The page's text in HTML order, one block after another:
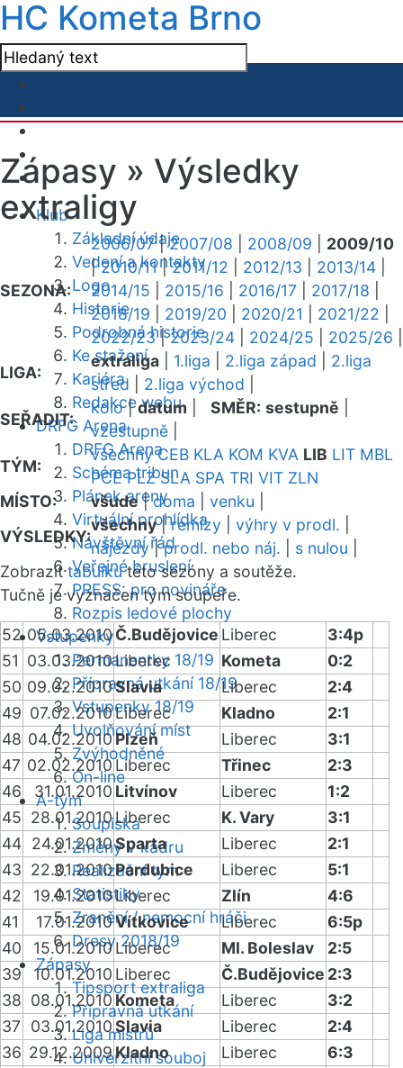
HC Kometa Brno
Klub
Základní údaje
Vedení a kontakty
Logo
Historie
Podrobná historie
Ke stažení
Kariéra
Redakce webu
DRFG Arena
DRFG Arena
Schéma tribun
Plánek areny
Virtuální prohlídka
Návštěvní řád
Veřejné bruslení
PRESS: pro novináře
Rozpis ledové plochy
Vstupenky
Permanentky 18/19
Přípravná utkání 18/19
Vstupenky 18/19
Uvolňování míst
Zvýhodněné
On-line
A-tým
Soupiska
Změny v kádru
Realizační tým
Statistiky
Zranění / nemocní hráči
Dresy 2018/19
Zápasy
Tipsport extraliga
Přípravná utkání
Liga mistrů
Univerzitní souboj
Zápasy » Výsledky
extraligy
SEZONA:
2006/07|2007/08 2008/09
2009/10
|2010/11|2011/12 2012/13 2013/14
2014/15
2015/16 2016/17 2017/18
2018/19
2019/20 2020/21 2021/22
2022/23|2023/24 2024/25 2025/26
LIGA:
extraliga 1.liga 2.liga západ
2.liga
střed
2.liga východ
SEŘADIT:
kolo|datum SMĚR: sestupně
vzestupně
TÝM:
všechny CEB KLA KOM KVA LIB LIT MBL
PCE PLZ SLA SPA TRI VIT ZLN
MÍSTO:
všude|doma venku
VÝSLEDKY:
všechny|remízy výhry v prodl.
nájezdy|prodl. nebo náj. s nulou
Zobrazittabulkutéto sezóny a soutěže.
Tučně je vyznačen tým soupeře.
52 05.03.2010Č.Budějovice Liberec
3:4p
51 03.03.2010Liberec Kometa
0:2
50 09.02.2010Slavia Liberec
2:4
49 07.02.2010Liberec Kladno
2:1
48 04.02.2010 Plzeň Liberec
3:1
47 02.02.2010Liberec Třinec
2:3
46
31.01.2010 Litvínov Liberec
1:2
45 28.01.2010Liberec K. Vary
3:1
44 24.01.2010Sparta Liberec
2:1
43 22.01.2010Pardubice Liberec
5:1
42
19.01.2010Liberec Zlín
4:6
41
17.01.2010Vítkovice Liberec
6:5p
40
15.01.2010Liberec Ml. Boleslav
2:5
39
10.01.2010 Liberec Č.Budějovice 2:3
38 08.01.2010 Kometa Liberec
3:2
37
03.01.2010Slavia Liberec
2:4
36 29.12.2009Kladno Liberec
6:3